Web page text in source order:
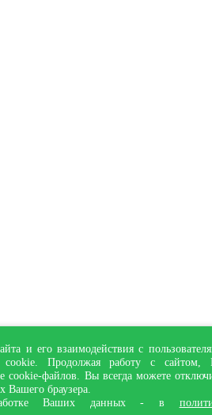
и его взаимодействия с
Продолжая работу с сайтом,
cookie-файлов. Вы всегда можете
Вашего браузера.
Ваших данных - в